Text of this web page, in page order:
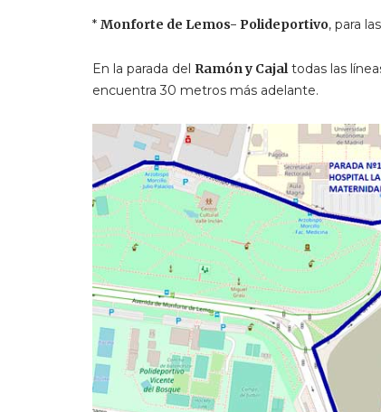
* Monforte de Lemos- Polideportivo, para
En la parada del Ramón y Cajaltodas las
encuentra 30 metros más adelante.